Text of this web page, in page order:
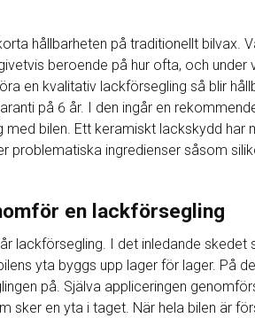
hållbarheten på traditionellt bilvax.
beroende på hur ofta, och under
en kvalitativ lackförsegling så blir
på 6 år. I den ingår en
med bilen. Ett keramiskt lackskydd har
problematiska ingredienser såsom
en lackförsegling
lackförsegling. I det inledande skedet
yta byggs upp lager för lager. På
på. Själva appliceringen
sker en yta i taget. När hela bilen är